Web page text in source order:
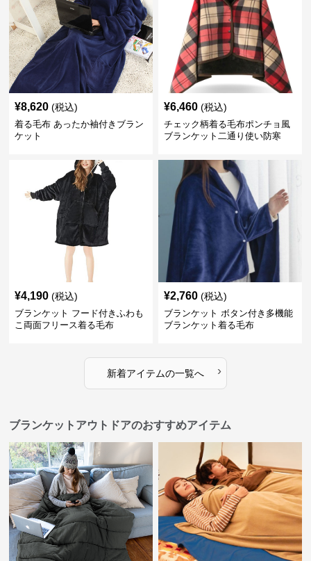
¥8,620 (税込)
着る毛布 あったか袖付きブラン
ケット
¥6,460 (税込)
チェック柄着る毛布ポンチョ風
ブランケット二通り使い防寒
¥4,190 (税込)
ブランケット フード付きふわも
こ両面フリース着る毛布
¥2,760 (税込)
ブランケット ボタン付き多機能
ブランケット着る毛布
新着アイテムの一覧へ ›
ブランケットアウトドアのおすすめアイテム